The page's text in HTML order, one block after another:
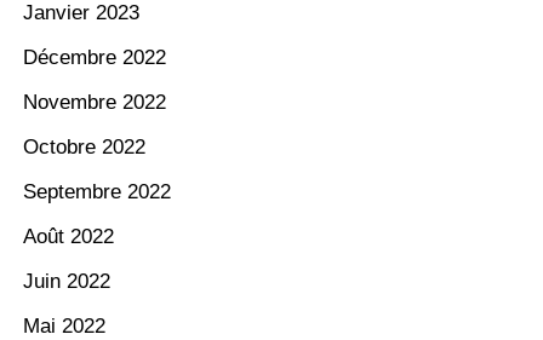
Janvier 2023
Décembre 2022
Novembre 2022
Octobre 2022
Septembre 2022
Août 2022
Juin 2022
Mai 2022